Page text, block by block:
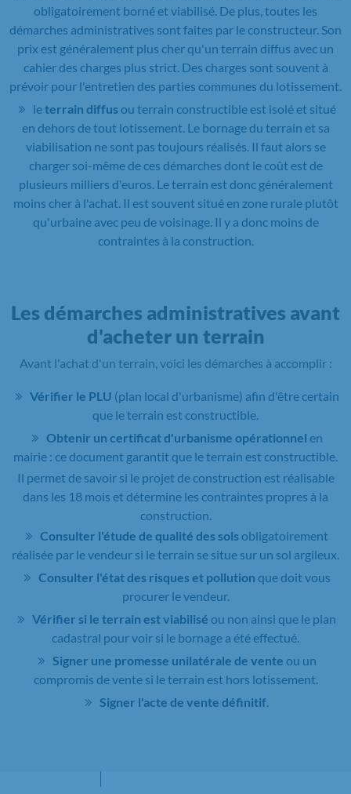
obligatoirement borné et viabilisé. De plus, toutes les
démarches administratives sont faites par le constructeur. Son
prix est généralement plus cher qu'un terrain diffus avec un
cahier des charges plus strict. Des charges sont souvent à
prévoir pour l'entretien des parties communes du lotissement.
leterrain diffusou terrain constructible est isolé et situé
en dehors de tout lotissement. Le bornage du terrain et sa
viabilisation ne sont pas toujours réalisés. Il faut alors se
charger soi-même de ces démarches dont le coût est de
plusieurs milliers d'euros. Le terrain est donc généralement
moins cher à l'achat. Il est souvent situé en zone rurale plutôt
qu'urbaine avec peu de voisinage. Il y a donc moins de
contraintes à la construction.
Les démarches administratives avant
d'acheter un terrain
Avant l'achat d'un terrain, voici les démarches à accomplir :
Vérifier le PLU (plan local d'urbanisme) afin d'être certain
que le terrain est constructible.
Obtenir un certificat d'urbanisme opérationnel en
mairie : ce document garantit que le terrain est constructible.
Il permet de savoir si le projet de construction est réalisable
dans les 18 mois et détermine les contraintes propres à la
construction.
Consulter l'étude de qualité des sols obligatoirement
réalisée par le vendeur si le terrain se situe sur un sol argileux.
Consulter l'état des risques et pollution que doit vous
procurer le vendeur.
Vérifier si le terrain est viabilisé ou non ainsi que le plan
cadastral pour voir si le bornage a été effectué.
Signer une promesse unilatérale de vente ou un
compromis de vente si le terrain est hors lotissement.
Signer l'acte de vente définitif